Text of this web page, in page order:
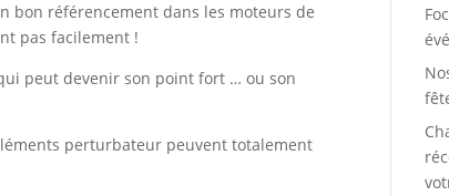
bon référencement dans les moteurs de
pas facilement !
peut devenir son point fort … ou son
perturbateur peuvent totalement